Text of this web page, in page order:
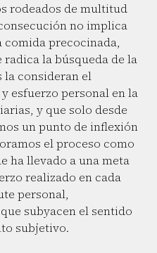
rodeados de multitud
no implica
comida precocinada,
radica la búsqueda de la
la consideran el
esfuerzo personal en la
y que solo desde
un punto de inflexión
el proceso como
ha llevado a una meta
realizado en cada
personal,
subyacen el sentido
subjetivo.